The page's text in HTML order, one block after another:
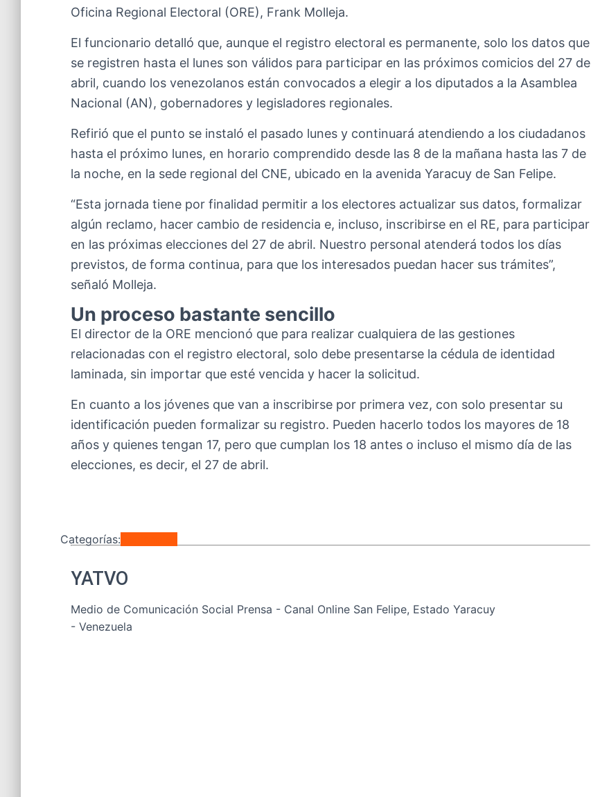
Oficina Regional Electoral (ORE), Frank Molleja.
El funcionario detalló que, aunque el registro electoral es permanente, solo los datos que
se registren hasta el lunes son válidos para participar en las próximos comicios del 27 de
abril, cuando los venezolanos están convocados a elegir a los diputados a la Asamblea
Nacional (AN), gobernadores y legisladores regionales.
Refirió que el punto se instaló el pasado lunes y continuará atendiendo a los ciudadanos
hasta el próximo lunes, en horario comprendido desde las 8 de la mañana hasta las 7 de
la noche, en la sede regional del CNE, ubicado en la avenida Yaracuy de San Felipe.
“Esta jornada tiene por finalidad permitir a los electores actualizar sus datos, formalizar
algún reclamo, hacer cambio de residencia e, incluso, inscribirse en el RE, para participar
en las próximas elecciones del 27 de abril. Nuestro personal atenderá todos los días
previstos, de forma continua, para que los interesados puedan hacer sus trámites”,
señaló Molleja.
Un proceso bastante sencillo
El director de la ORE mencionó que para realizar cualquiera de las gestiones
relacionadas con el registro electoral, solo debe presentarse la cédula de identidad
laminada, sin importar que esté vencida y hacer la solicitud.
En cuanto a los jóvenes que van a inscribirse por primera vez, con solo presentar su
identificación pueden formalizar su registro. Pueden hacerlo todos los mayores de 18
años y quienes tengan 17, pero que cumplan los 18 antes o incluso el mismo día de las
elecciones, es decir, el 27 de abril.
Categorías:
YATVO
Medio de Comunicación Social Prensa - Canal Online San Felipe, Estado Yaracuy
- Venezuela